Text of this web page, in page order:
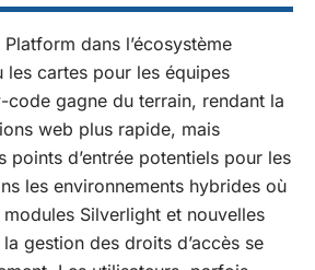
Platform dans l’écosystème
les cartes pour les équipes
code gagne du terrain, rendant la
web plus rapide, mais
points d’entrée potentiels pour les
les environnements hybrides où
Silverlight et nouvelles
gestion des droits d’accès se